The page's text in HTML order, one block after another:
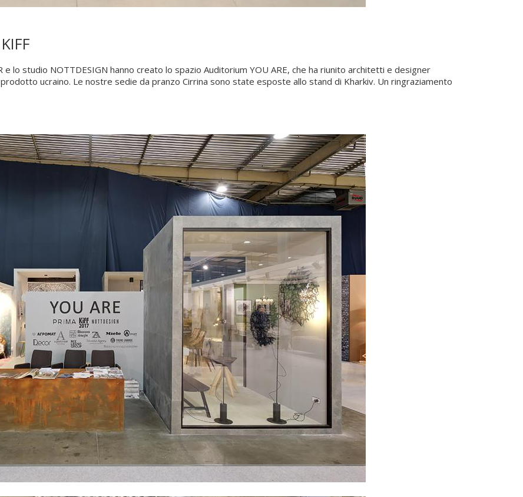
lo studio NOTTDESIGN hanno creato lo spazio Auditorium YOU ARE, che ha riunito architetti e designer
ucraino. Le nostre sedie da pranzo Cirrina sono state esposte allo stand di Kharkiv. Un ringraziamento